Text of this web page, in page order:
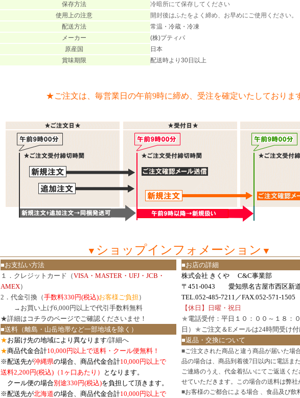
保存方法
冷暗所にて保存してください
使用上の注意
開封後はふたをよく締め、お早めにご使用ください。
配送方法
常温・冷蔵・冷凍
メーカー
(株)プティパ
原産国
日本
賞味期限
配送時より30日以上
★ご注文は、毎営業日の午前9時に締め、受注を確定いたしておりま
▼ ショップインフォメーション ▼
■お支払い方法
１．クレジットカード（VISA・MASTER・UFJ・JCB・
AMEX）
2．代金引換（手数料330円(税込)お客様ご負担 ）
→お買い上げ6,000円以上で代引手数料無料
★詳細は コチラのページでご確認 くださいませ！
■送料（離島・山岳地帯など一部地域を除く）
★お届け先の地域により異なります/詳細へ
★商品代金合計10,000円以上で送料・クール便無料！
※配送先が沖縄県の場合、商品代金合計10,000円以上で
送料2,200円(税込)（1ヶ口あたり）
となります。
クール便の場合別途330円(税込)を負担して頂きます。
※配送先が北海道の場合、商品代金合計10,000円以上で
■お店の詳細
株式会社 きくや C&C事業部
〒451-0043 愛知県名古屋市西区新
TEL.052-485-7211／FAX.052-571-1505
【休日】日曜・祝日
★電話受付：平日１０：００～１８：
日） ★ご注文＆Eメールは24時間受け付
■返品・交換について
■ご注文された商品と違う商品が届いた場
品の場合は、商品到着後7日以内に電話ま
ご連絡のうえ、代金着払いにてご返送くだ
せていただきます。この場合の送料は弊社
■お客様のご都合による場合 、食品及び飲